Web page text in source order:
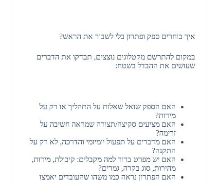
איך בוחרים ספק ופתרון בלי לשבור את הראש?
במקום להתרשם מקטלוגים נוצצים, תבדקו את הדברים
שעושים את ההבדל בשטח:
האם הספק שואל שאלות על התהליך או רק על
מידות?
האם מציעים סקיצה/תצורה שמראה חשיבה על
זרימה?
האם מדברים על תפעול יומיומי והדרכה, לא רק על
התקנה?
האם יש מפרט ברור למה מקבלים: קיבולת, מידות,
מהירות, סוג בקרה, גמרים?
האם הפתרון נראה כמו משהו שהעובדים יאמצו